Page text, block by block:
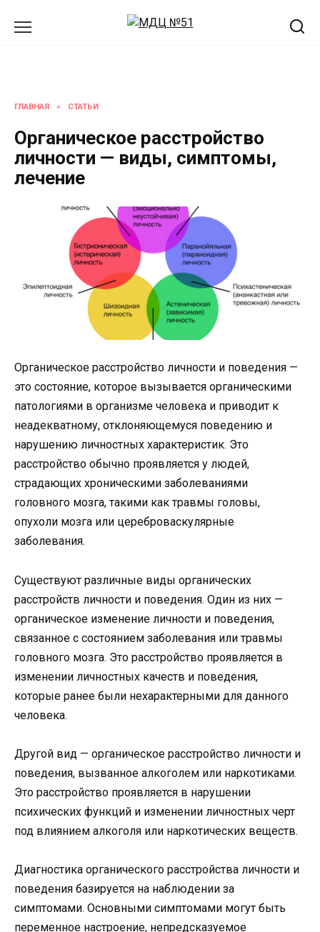
ГЛАВНАЯ » СТАТЬИ
Органическое расстройство
личности — виды, симптомы,
лечение
Органическое расстройство личности и поведения —
это состояние, которое вызывается органическими
патологиями в организме человека и приводит к
неадекватному, отклоняющемуся поведению и
нарушению личностных характеристик. Это
расстройство обычно проявляется у людей,
страдающих хроническими заболеваниями
головного мозга, такими как травмы головы,
опухоли мозга или цереброваскулярные
заболевания.
Существуют различные виды органических
расстройств личности и поведения. Один из них —
органическое изменение личности и поведения,
связанное с состоянием заболевания или травмы
головного мозга. Это расстройство проявляется в
изменении личностных качеств и поведения,
которые ранее были нехарактерными для данного
человека.
Другой вид — органическое расстройство личности и
поведения, вызванное алкоголем или наркотиками.
Это расстройство проявляется в нарушении
психических функций и изменении личностных черт
под влиянием алкоголя или наркотических веществ.
Диагностика органического расстройства личности и
поведения базируется на наблюдении за
симптомами. Основными симптомами могут быть
переменное настроение, непредсказуемое